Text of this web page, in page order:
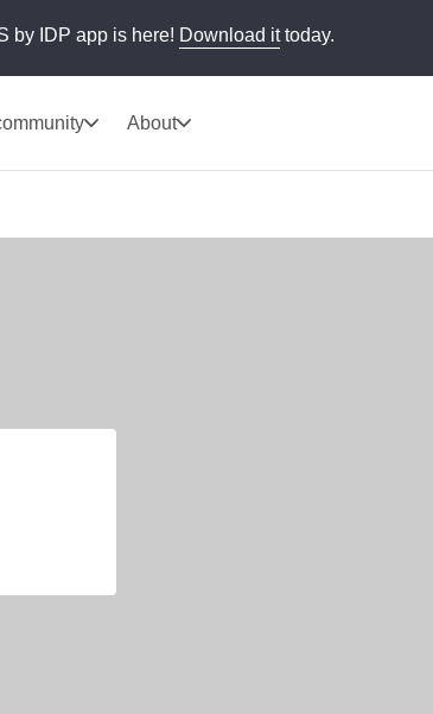
by IDP app is here! Download ittoday.
About